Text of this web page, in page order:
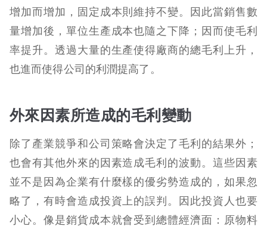
增加而增加，固定成本則維持不變。因此當銷售數
量增加後，單位生產成本也隨之下降；因而使毛利
率提升。透過大量的生產使得廠商的總毛利上升，
也進而使得公司的利潤提高了。
外來因素所造成的毛利變動
除了產業競爭和公司策略會決定了毛利的結果外；
也會有其他外來的因素造成毛利的波動。這些因素
並不是因為企業有什麼樣的優劣勢造成的，如果忽
略了，有時會造成投資上的誤判。因此投資人也要
小心。像是銷貨成本就會受到總體經濟面：原物料